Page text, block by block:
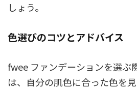
しょう。
色選びのコツとアドバイス
fwee ファンデーションを選ぶ
は、自分の肌色に合った色を